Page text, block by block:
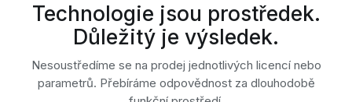
Technologie jsou prostředek.
Důležitý je výsledek.
Nesoustředíme se na prodej jednotlivých licencí nebo
parametrů. Přebíráme odpovědnost za dlouhodobě